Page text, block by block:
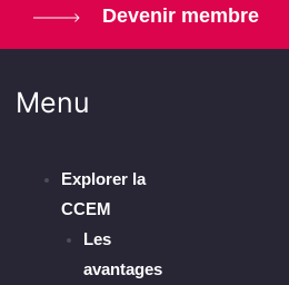
Devenir membre
Menu
Explorer la
CCEM
Les
avantages